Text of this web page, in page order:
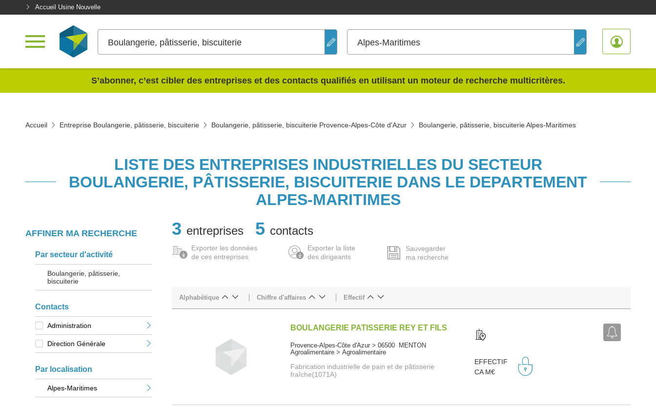
Accueil Usine Nouvelle
Boulangerie, pâtisserie, biscuiterie Alpes-Maritimes
S’abonner, c’est cibler des entreprises et des contacts qualifiés en utilisant un moteur de recherche multicritères.
Accueil Entreprise Boulangerie, pâtisserie, biscuiterie Boulangerie, pâtisserie, biscuiterie Provence-Alpes-Côte d'Azur Boulangerie, pâtisserie, biscuiterie Alpes-Maritimes
LISTE DES ENTREPRISES INDUSTRIELLES DU SECTEUR
BOULANGERIE, PÂTISSERIE, BISCUITERIE DANS LE DEPARTEMENT
ALPES-MARITIMES
AFFINER MA RECHERCHE
Par secteur d'activité
Boulangerie, pâtisserie,
biscuiterie
Contacts
Administration
Direction Générale
Par localisation
Alpes-Maritimes
3 entreprises 5 contacts
Exporter les données
de ces entreprises
Exporter la liste
des dirigeants
Sauvegarder
ma recherche
Alphabétique Chiffre d'affaires Effectif
BOULANGERIE PATISSERIE REY ET FILS
Provence-Alpes-Côte d'Azur > 06500 MENTON
Agroalimentaire > Agroalimentaire
Fabrication industrielle de pain et de pâtisserie
fraîche(1071A)
EFFECTIF
CA M€